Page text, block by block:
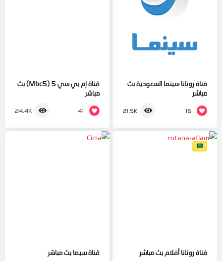
قناة روتانا سينما السعودية بث
مباشر
16
21.5K
قناة إم بي سي 5 (Mbc5) بث
مباشر
41
24.4K
قناة روتانا أفلام بث مباشر قناة سيما بث مباشر